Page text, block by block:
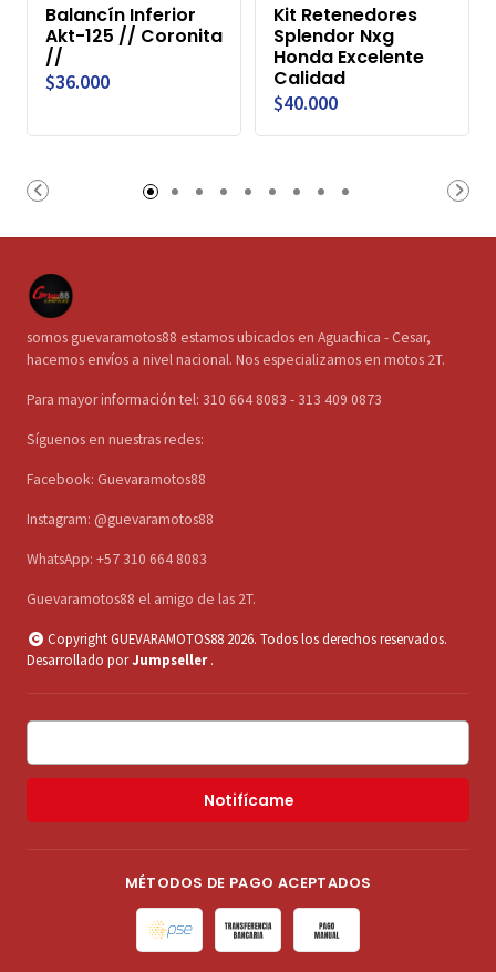
Balancín Inferior
Akt-125 // Coronita
//
$36.000
Kit Retenedores
Splendor Nxg
Honda Excelente
Calidad
$40.000
somos guevaramotos88 estamos ubicados en Aguachica - Cesar,
hacemos envíos a nivel nacional. Nos especializamos en motos 2T.
Para mayor información tel: 310 664 8083 - 313 409 0873
Síguenos en nuestras redes:
Facebook: Guevaramotos88
Instagram: @guevaramotos88
WhatsApp: +57 310 664 8083
Guevaramotos88 el amigo de las 2T.
Copyright GUEVARAMOTOS88 2026. Todos los derechos reservados.
Desarrollado porJumpseller .
Notifícame
MÉTODOS DE PAGO ACEPTADOS